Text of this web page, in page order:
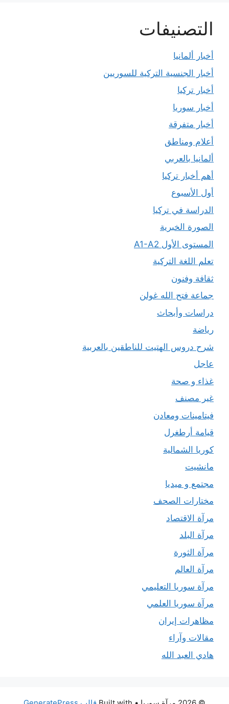
التصنيفات
أخبار ألمانيا
أخبار الجنسية التركية للسوريين
أخبار تركيا
أخبار سوريا
أخبار متفرقة
أعلام ومناطق
ألمانيا بالعربي
أهم أخبار تركيا
أول الأسبوع
الدراسة في تركيا
الصورة الخبرية
المستوى الأول A1-A2
تعلم اللغة التركية
ثقافة وفنون
جماعة فتح الله غولن
دراسات وأبحاث
رياضة
شرح دروس الهتيت للناطقين بالعربية
عاجل
غذاء و صحة
غير مصنف
فيتامينات ومعادن
قيامة أرطغرل
كوريا الشمالية
مانشيت
مجتمع و ميديا
مختارات الصحف
مرآة الاقتصاد
مرآة البلد
مرآة الثورة
مرآة العالم
مرآة سوريا التعليمي
مرآة سوريا العلمي
مظاهرات إيران
مقالات وآراء
هادي العبد الله